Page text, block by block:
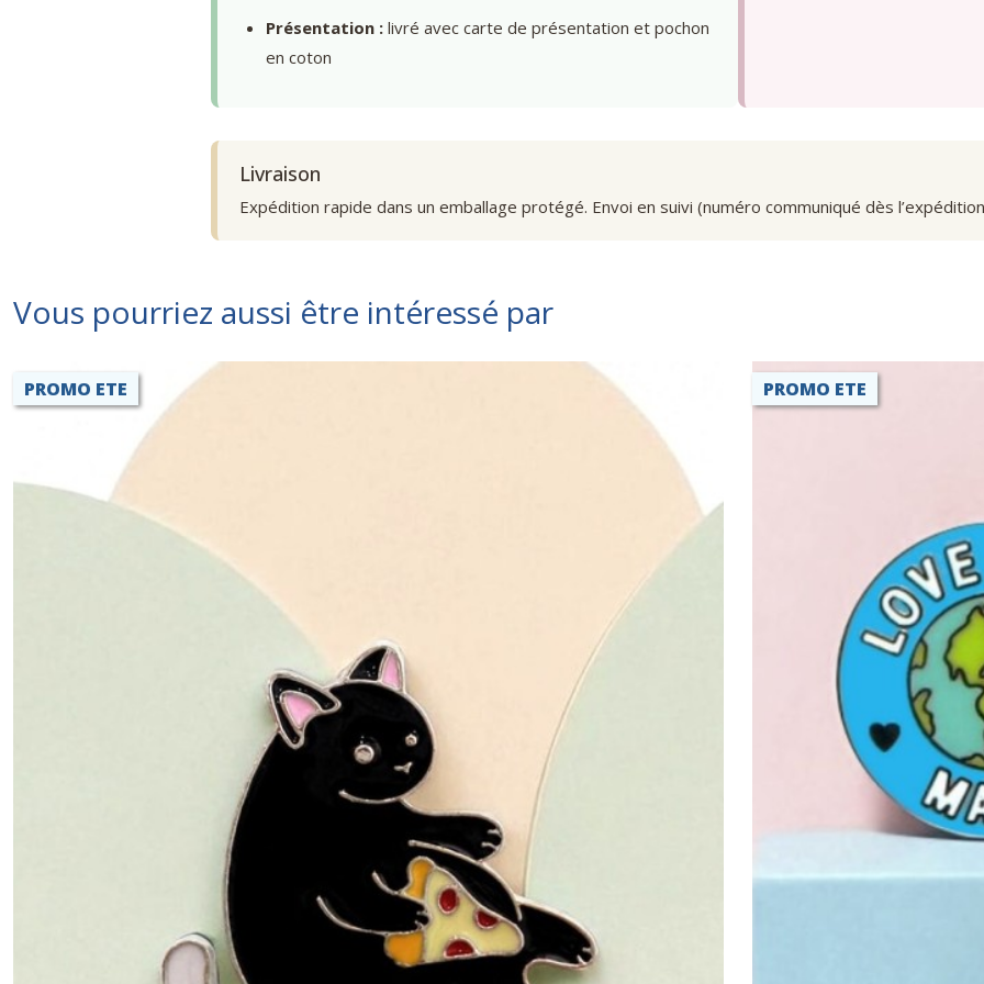
Présentation : livré avec carte de présentation et pochon
en coton
Livraison
Expédition rapide dans un emballage protégé. Envoi en suivi (numéro communiqué dès
Vous pourriez aussi être intéressé par
PROMO ETE PROMO ETE